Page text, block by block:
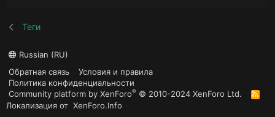
Теги
Russian (RU)
Обратная связь
Условия и правила
Политика конфиденциальности
Community platform by XenForo® © 2010-2024 XenForo Ltd.
R
S
Локализация от XenForo.Info